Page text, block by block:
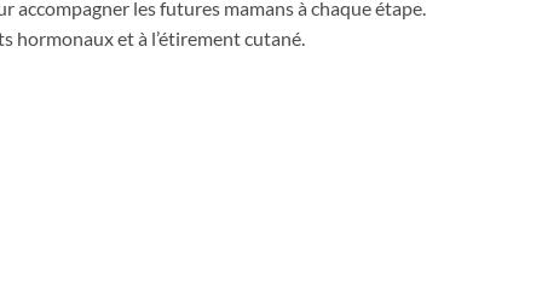
accompagner les futures mamans à chaque étape.
hormonaux et à l’étirement cutané.